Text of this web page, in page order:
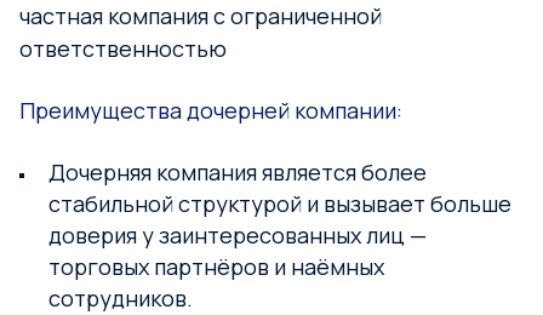
частная компания с ограниченной
ответственностью
Преимущества дочерней компании:
Дочерняя компания является более
стабильной структурой и вызывает больше
доверия у заинтересованных лиц —
торговых партнёров и наёмных
сотрудников.